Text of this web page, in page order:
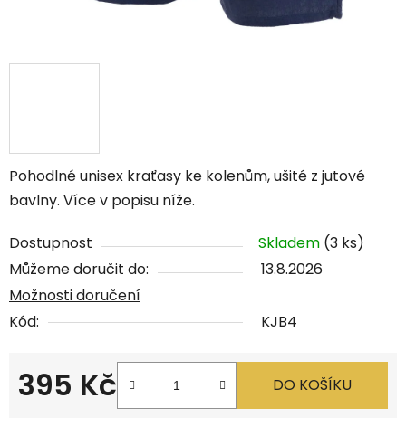
Pohodlné unisex kraťasy ke kolenům, ušité z jutové
bavlny. Více v popisu níže.
Dostupnost Skladem (3 ks)
Můžeme doručit do:
13.8.2026
Možnosti doručení
Kód:
KJB4
395 Kč DO KOŠÍKU